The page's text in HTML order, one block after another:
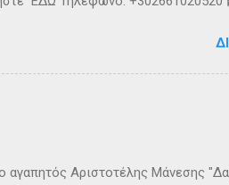
μας στο Facebook και στο
αγαπητός Αριστοτέλης Μάνεσης